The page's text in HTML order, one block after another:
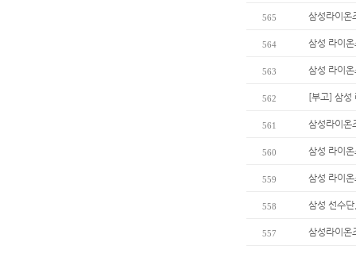
565 삼성라이온
564 삼성 라이
563 삼성 라이
562 [부고] 삼성
561 삼성라이온
560 삼성 라이
559 삼성 라이
558 삼성 선수
557 삼성라이온